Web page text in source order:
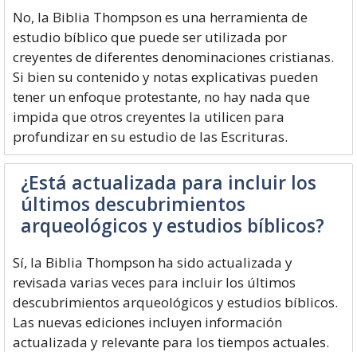
No, la Biblia Thompson es una herramienta de
estudio bíblico que puede ser utilizada por
creyentes de diferentes denominaciones cristianas.
Si bien su contenido y notas explicativas pueden
tener un enfoque protestante, no hay nada que
impida que otros creyentes la utilicen para
profundizar en su estudio de las Escrituras.
¿Está actualizada para incluir los
últimos descubrimientos
arqueológicos y estudios bíblicos?
Sí, la Biblia Thompson ha sido actualizada y
revisada varias veces para incluir los últimos
descubrimientos arqueológicos y estudios bíblicos.
Las nuevas ediciones incluyen información
actualizada y relevante para los tiempos actuales.